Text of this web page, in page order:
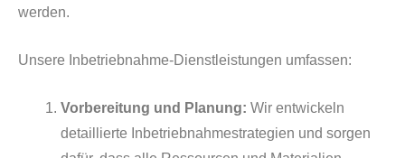
werden.
Unsere Inbetriebnahme-Dienstleistungen umfassen:
Vorbereitung und Planung: Wir entwickeln
detaillierte Inbetriebnahmestrategien und sorgen